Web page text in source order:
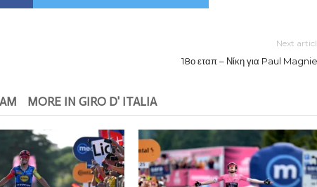
Next
18ο εταπ – Νίκη για Paul
MORE IN GIRO D' ITALIA